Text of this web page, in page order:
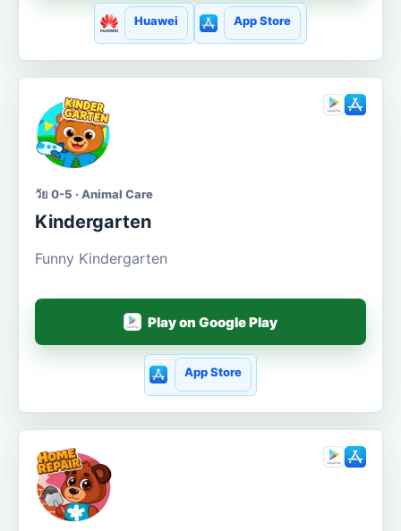
Huawei App Store
วัย 0-5 · Animal Care
Kindergarten
Funny Kindergarten
Play on Google Play
App Store